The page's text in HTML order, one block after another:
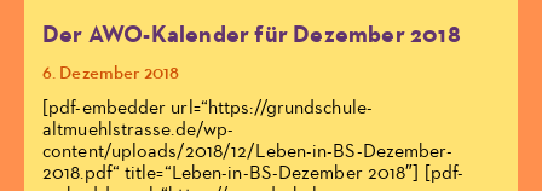
Der AWO-Kalender für Dezember 2018
6. Dezember 2018
[pdf-embedder url=“https://grundschule-
altmuehlstrasse.de/wp-
content/uploads/2018/12/Leben-in-BS-Dezember-
2018.pdf“ title=“Leben-in-BS-Dezember 2018″] [pdf-